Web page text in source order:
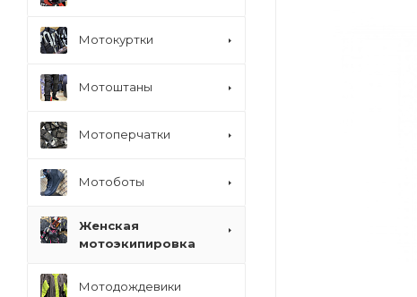
Мотокуртки
Мотоштаны
Мотоперчатки
Мотоботы
Женская
мотоэкипировка
Мотодождевики